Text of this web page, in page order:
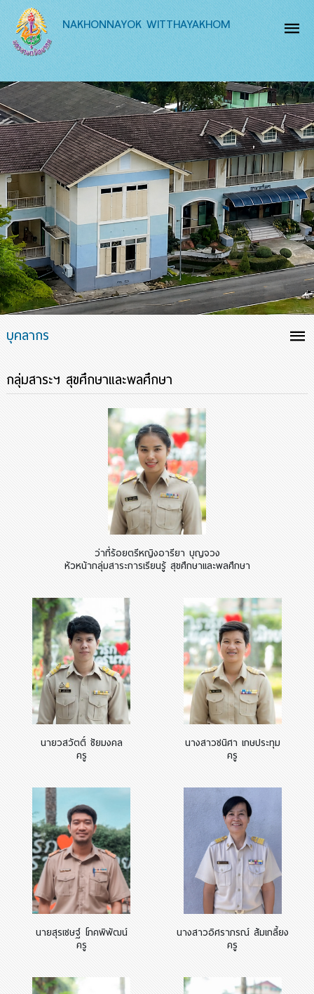
NAKHONNAYOK WITTHAYAKHOM
บุคลากร
กลุ่มสาระฯ สุขศึกษาและพลศึกษา
ว่าที่ร้อยตรีหญิงอารียา บุญจวง
หัวหน้ากลุ่มสาระการเรียนรู้ สุขศึกษาและพลศึกษา
นายวสวัตติ์ ชัยมงคล
ครู
นางสาวชนิศา เกษประทุม
ครู
นายสุรเชษฐ์ โภคพิพัฒน์
ครู
นางสาวอิศราภรณ์ ส้มเกลี้ยง
ครู